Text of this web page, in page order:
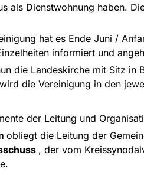
als Dienstwohnung haben.
hat es Ende Juni /
informiert und
die Landeskirche mit Sitz
die Vereinigung in den
der Leitung und
obliegt die Leitung der
, der vom